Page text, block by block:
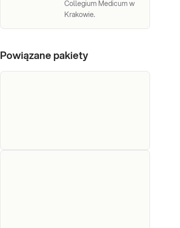
Collegium Medicum w
Krakowie.
Powiązane pakiety